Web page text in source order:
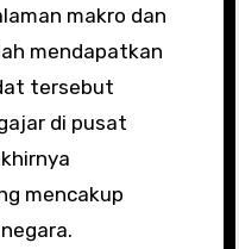
makro dan
mendapatkan
tersebut
di pusat
mencakup